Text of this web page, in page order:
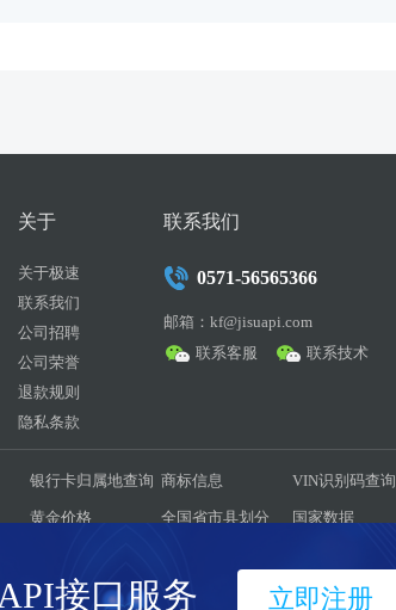
接口服务 立即注册
关于
关于极速
联系我们
公司招聘
公司荣誉
退款规则
隐私条款
联系我们
0571-56565366
邮箱：kf@jisuapi.com
联系客服
联系技术
银行卡归属地查询 商标信息 VIN识别码查询
黄金价格 全国省市县划分 国家数据